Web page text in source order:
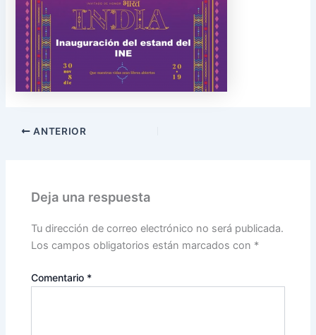
ANTERIOR
Deja una respuesta
Tu dirección de correo electrónico no será publicada.
Los campos obligatorios están marcados con *
Comentario *